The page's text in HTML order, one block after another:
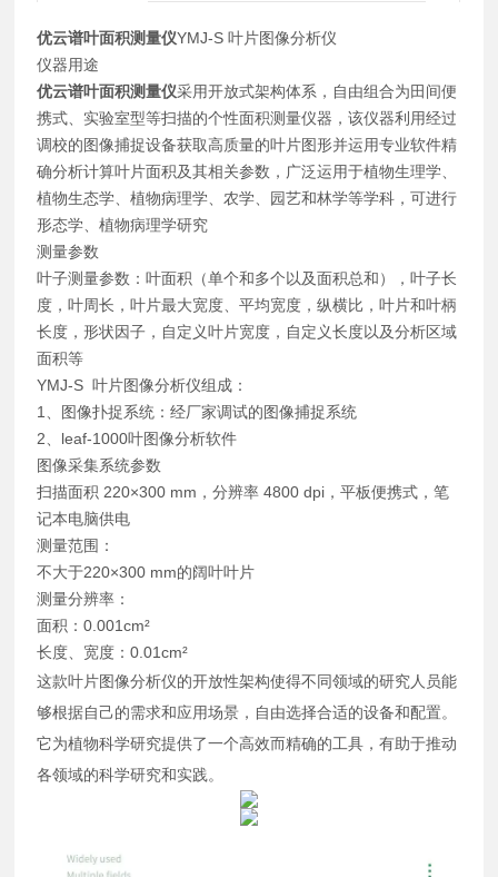
优云谱叶面积测量仪YMJ-S 叶片图像分析仪
仪器用途
优云谱叶面积测量仪采用开放式架构体系，自由组合为田间便
携式、实验室型等扫描的个性面积测量仪器，该仪器利用经过
调校的图像捕捉设备获取高质量的叶片图形并运用专业软件精
确分析计算叶片面积及其相关参数，广泛运用于植物生理学、
植物生态学、植物病理学、农学、园艺和林学等学科，可进行
形态学、植物病理学研究
测量参数
叶子测量参数：叶面积（单个和多个以及面积总和），叶子长
度，叶周长，叶片最大宽度、平均宽度，纵横比，叶片和叶柄
长度，形状因子，自定义叶片宽度，自定义长度以及分析区域
面积等
YMJ-S 叶片图像分析仪组成：
1、图像扑捉系统：经厂家调试的图像捕捉系统
2、leaf-1000叶图像分析软件
图像采集系统参数
扫描面积 220×300 mm，分辨率 4800 dpi，平板便携式，笔
记本电脑供电
测量范围：
不大于220×300 mm的阔叶叶片
测量分辨率：
面积：0.001cm²
长度、宽度：0.01cm²
这款叶片图像分析仪的开放性架构使得不同领域的研究人员能
够根据自己的需求和应用场景，自由选择合适的设备和配置。
它为植物科学研究提供了一个高效而精确的工具，有助于推动
各领域的科学研究和实践。